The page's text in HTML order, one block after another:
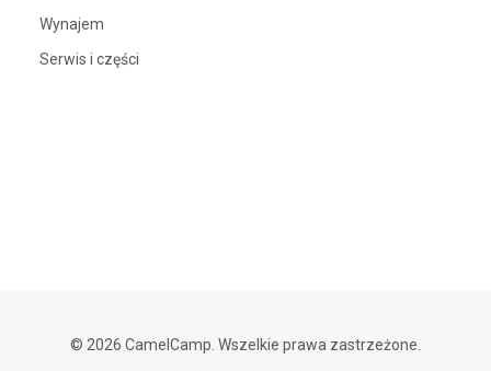
Wynajem
Serwis i części
© 2026 CamelCamp. Wszelkie prawa zastrzeżone.